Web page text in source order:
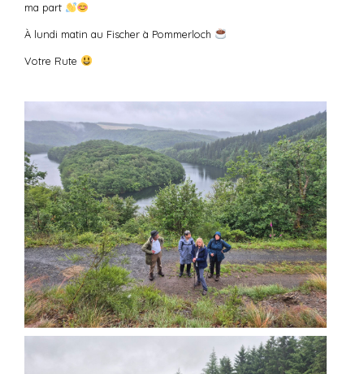
ma part
À lundi matin au Fischer à Pommerloch
Votre Rute